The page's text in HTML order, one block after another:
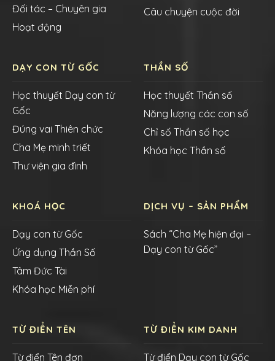
Đối tác – Chuyên gia
Hoạt động
Câu chuyện cuộc đời
DẠY CON TỪ GỐC
Học thuyết Dạy con từ
Gốc
Đúng vai Thiên chức
Cha Mẹ minh triết
Thư viện gia đình
THẦN SỐ
Học thuyết Thần số
Năng lượng các con số
Chỉ số Thần số học
Khóa học Thần số
KHOÁ HỌC
Dạy con từ Gốc
Ứng dụng Thần Số
Tâm Đức Tài
Khóa học Miễn phí
DỊCH VỤ – SẢN PHẨM
Sách “Cha Mẹ hiện đại –
Dạy con từ Gốc”
TỪ ĐIỂN TÊN
Từ điển Tên đơn
TỪ ĐIỂN KIM DANH
Từ điển Dạy con từ Gốc